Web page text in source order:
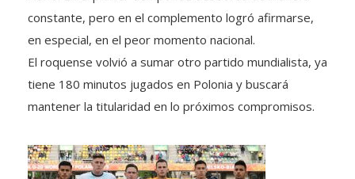
constante, pero en el complemento logró afirmarse,
en especial, en el peor momento nacional.
El roquense volvió a sumar otro partido mundialista, ya
tiene 180 minutos jugados en Polonia y buscará
mantener la titularidad en lo próximos compromisos.